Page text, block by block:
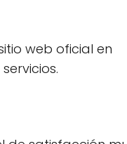
web oficial en